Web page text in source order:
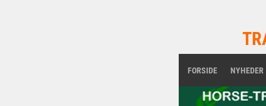
FORSIDE NYHEDER